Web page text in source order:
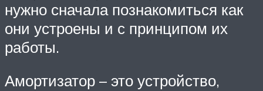
нужно сначала познакомиться как
они устроены и с принципом их
работы.
Амортизатор – это устройство,